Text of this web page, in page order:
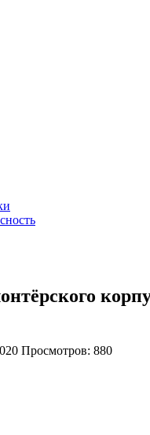
Просмотров: 880